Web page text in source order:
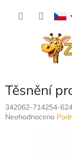
Těsnění
342062-714254-624
Průměrné
Neohodnoceno